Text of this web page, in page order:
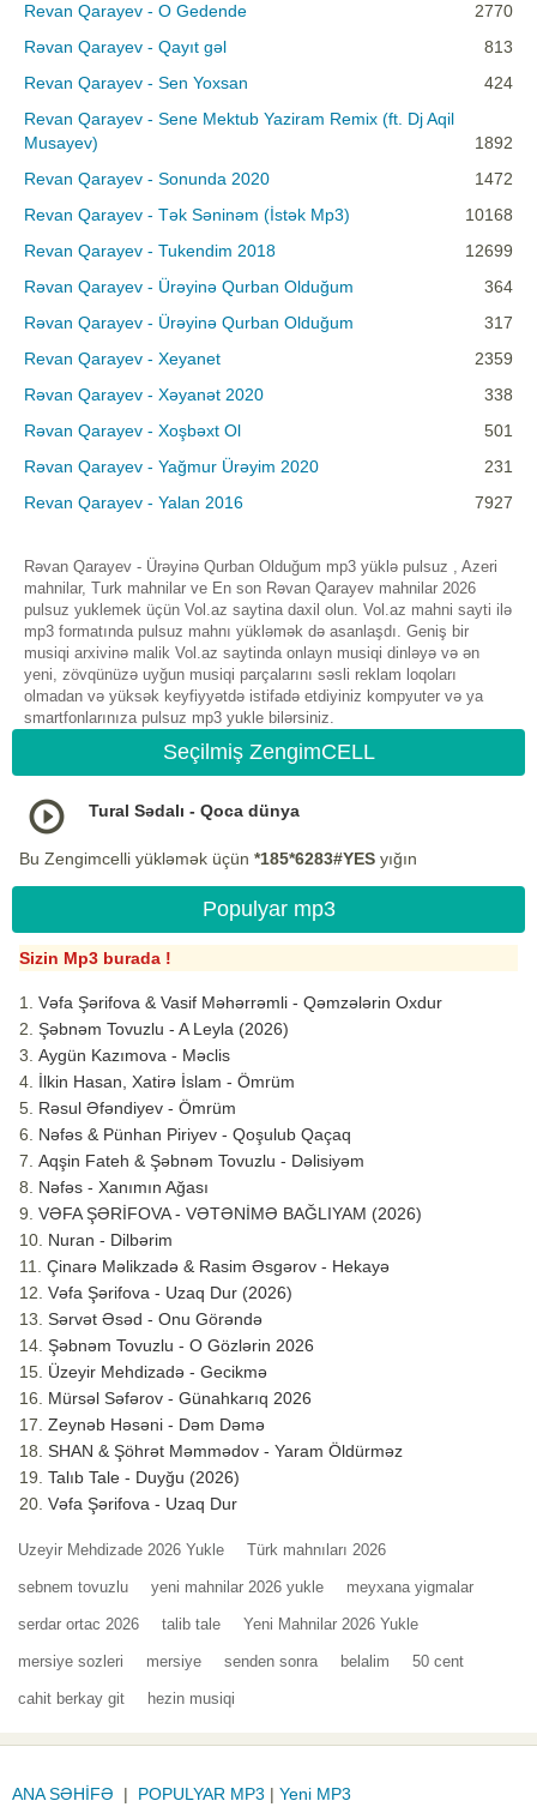
Revan Qarayev - O Gedende
2770
Rəvan Qarayev - Qayıt gəl
813
Revan Qarayev - Sen Yoxsan
424
Revan Qarayev - Sene Mektub Yaziram Remix (ft. Dj Aqil
Musayev)
1892
Revan Qarayev - Sonunda 2020
1472
Revan Qarayev - Tək Səninəm (İstək Mp3)
10168
Revan Qarayev - Tukendim 2018
12699
Rəvan Qarayev - Ürəyinə Qurban Olduğum
364
Rəvan Qarayev - Ürəyinə Qurban Olduğum
317
Revan Qarayev - Xeyanet
2359
Rəvan Qarayev - Xəyanət 2020
338
Rəvan Qarayev - Xoşbəxt Ol
501
Rəvan Qarayev - Yağmur Ürəyim 2020
231
Revan Qarayev - Yalan 2016
7927
Rəvan Qarayev - Ürəyinə Qurban Olduğum mp3 yüklə pulsuz , Azeri
mahnilar, Turk mahnilar ve En son Rəvan Qarayev mahnilar 2026
pulsuz yuklemek üçün Vol.az saytina daxil olun. Vol.az mahni sayti ilə
mp3 formatında pulsuz mahnı yükləmək də asanlaşdı. Geniş bir
musiqi arxivinə malik Vol.az saytinda onlayn musiqi dinləyə və ən
yeni, zövqünüzə uyğun musiqi parçalarını səsli reklam loqoları
olmadan və yüksək keyfiyyətdə istifadə etdiyiniz kompyuter və ya
smartfonlarınıza pulsuz mp3 yukle bilərsiniz.
Seçilmiş ZengimCELL
Tural Sədalı - Qoca dünya
Bu Zengimcelli yükləmək üçün *185*6283#YES yığın
Populyar mp3
Sizin Mp3 burada !
Vəfa Şərifova & Vasif Məhərrəmli - Qəmzələrin Oxdur
Şəbnəm Tovuzlu - A Leyla (2026)
Aygün Kazımova - Məclis
İlkin Hasan, Xatirə İslam - Ömrüm
Rəsul Əfəndiyev - Ömrüm
Nəfəs & Pünhan Piriyev - Qoşulub Qaçaq
Aqşin Fateh & Şəbnəm Tovuzlu - Dəlisiyəm
Nəfəs - Xanımın Ağası
VƏFA ŞƏRİFOVA - VƏTƏNİMƏ BAĞLIYAM (2026)
Nuran - Dilbərim
Çinarə Məlikzadə & Rasim Əsgərov - Hekayə
Vəfa Şərifova - Uzaq Dur (2026)
Sərvət Əsəd - Onu Görəndə
Şəbnəm Tovuzlu - O Gözlərin 2026
Üzeyir Mehdizadə - Gecikmə
Mürsəl Səfərov - Günahkarıq 2026
Zeynəb Həsəni - Dəm Dəmə
SHAN & Şöhrət Məmmədov - Yaram Öldürməz
Talıb Tale - Duyğu (2026)
Vəfa Şərifova - Uzaq Dur
Uzeyir Mehdizade 2026 Yukle Türk mahnıları 2026
sebnem tovuzlu yeni mahnilar 2026 yukle meyxana yigmalar
serdar ortac 2026 talib tale Yeni Mahnilar 2026 Yukle
mersiye sozleri mersiye senden sonra belalim 50 cent
cahit berkay git hezin musiqi
ANA SƏHİFƏ | POPULYAR MP3 | Yeni MP3